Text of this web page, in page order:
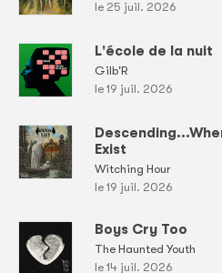
le 25 juil. 2026
L'école de la nuit
Gilb'R
le 19 juil. 2026
Exist
Witching Hour
le 19 juil. 2026
Boys Cry Too
The Haunted Youth
le 14 juil. 2026